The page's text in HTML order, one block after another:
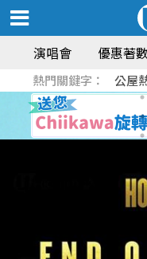
演唱會 優惠著數
熱門關鍵字： 公屋